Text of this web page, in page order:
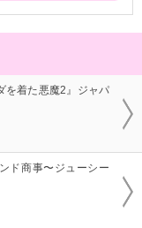
を着た悪魔2』ジャパ
ド商事〜ジューシー